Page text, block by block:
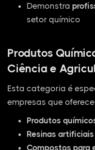
Demonstra
setor químico
Produtos
Ciência e
Esta categoria é
empresas que
Produtos
Resinas
Compostos para